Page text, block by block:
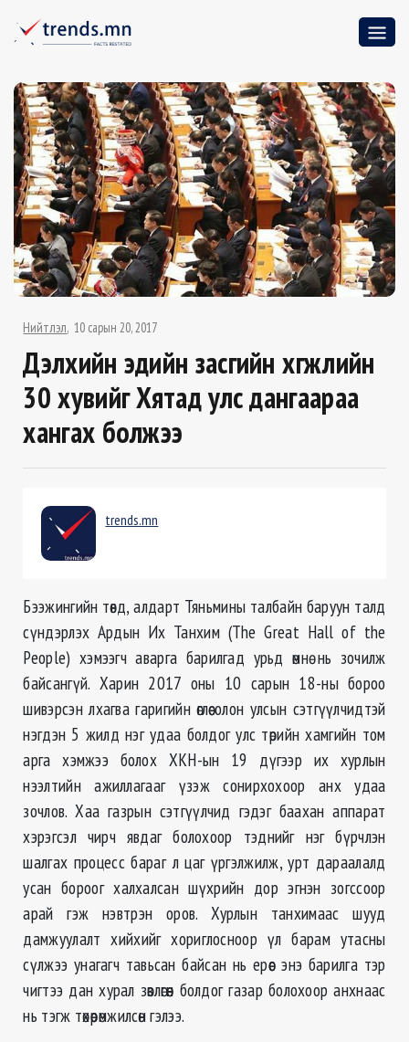
Нийтлэл 10 сарын 20, 2017
Дэлхийн эдийн засгийн хөгжлийн
30 хувийг Хятад улс дангаараа
хангах болжээ
trends.mn
Бээжингийн төвд, алдарт Тяньмины талбайн баруун талд
сүндэрлэх Ардын Их Танхим (The Great Hall of the
People) хэмээгч аварга барилгад урьд өмнө нь зочилж
байсангүй. Харин 2017 оны 10 сарын 18-ны бороо
шивэрсэн лхагва гаригийн өглөө олон улсын сэтгүүлчидтэй
нэгдэн 5 жилд нэг удаа болдог улс төрийн хамгийн том
арга хэмжээ болох ХКН-ын 19 дүгээр их хурлын
нээлтийн ажиллагааг үзэж сонирхохоор анх удаа
зочлов. Хаа газрын сэтгүүлчид гэдэг баахан аппарат
хэрэгсэл чирч явдаг болохоор тэднийг нэг бүрчлэн
шалгах процесс бараг л цаг үргэлжилж, урт дараалалд
усан бороог халхалсан шүхрийн дор эгнэн зогссоор
арай гэж нэвтрэн оров. Хурлын танхимаас шууд
дамжуулалт хийхийг хориглосноор үл барам утасны
сүлжээ унагагч тавьсан байсан нь ерөөс энэ барилга тэр
чигтээ дан хурал зөвлөгөөн болдог газар болохоор анхнаас
нь тэгж төхөөрөмжилсөн гэлээ.